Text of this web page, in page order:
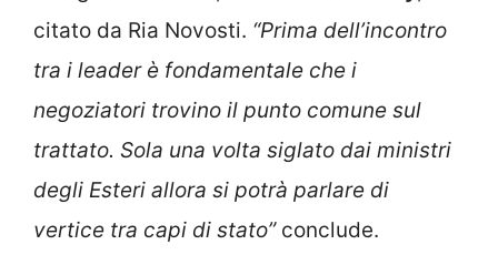
citato da Ria Novosti. “Prima dell’incontro
tra i leader è fondamentale che i
negoziatori trovino il punto comune sul
trattato. Sola una volta siglato dai ministri
degli Esteri allora si potrà parlare di
vertice tra capi di stato”conclude.